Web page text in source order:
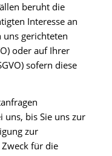
beruht die
Interesse an
gerichteten
oder auf Ihrer
sofern diese
uns, bis Sie uns zur
zur
für die